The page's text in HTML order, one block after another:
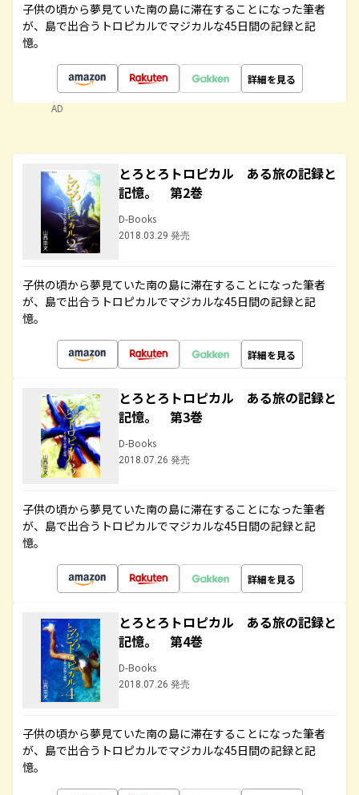
子供の頃から夢見ていた南の島に滞在することになった筆者
が、島で出合うトロピカルでマジカルな45日間の記録と記
憶。
詳細を見る
AD
とろとろトロピカル ある旅の記録と
記憶。 第2巻
D-Books
2018.03.29 発売
子供の頃から夢見ていた南の島に滞在することになった筆者
が、島で出合うトロピカルでマジカルな45日間の記録と記
憶。
詳細を見る
とろとろトロピカル ある旅の記録と
記憶。 第3巻
D-Books
2018.07.26 発売
子供の頃から夢見ていた南の島に滞在することになった筆者
が、島で出合うトロピカルでマジカルな45日間の記録と記
憶。
詳細を見る
とろとろトロピカル ある旅の記録と
記憶。 第4巻
D-Books
2018.07.26 発売
子供の頃から夢見ていた南の島に滞在することになった筆者
が、島で出合うトロピカルでマジカルな45日間の記録と記
憶。